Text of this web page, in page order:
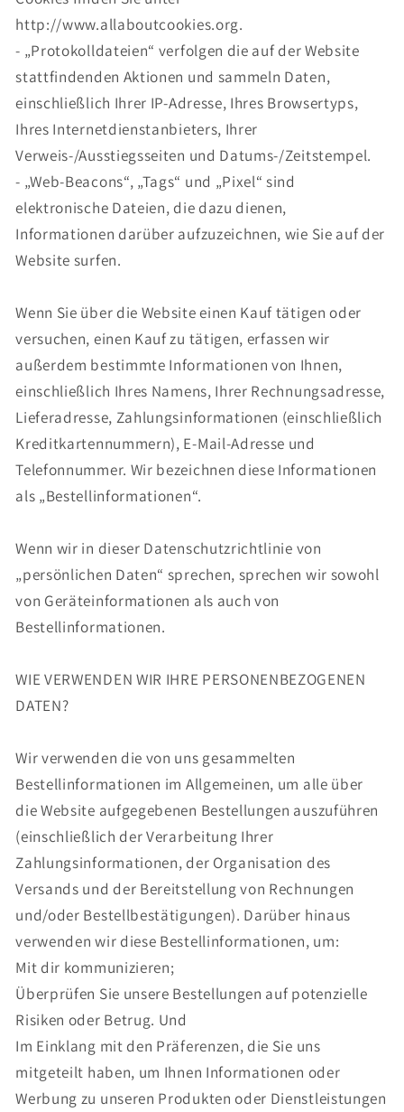
http://www.allaboutcookies.org.
- „Protokolldateien“ verfolgen die auf der Website
stattfindenden Aktionen und sammeln Daten,
einschließlich Ihrer IP-Adresse, Ihres Browsertyps,
Ihres Internetdienstanbieters, Ihrer
Verweis-/Ausstiegsseiten und Datums-/Zeitstempel.
- „Web-Beacons“, „Tags“ und „Pixel“ sind
elektronische Dateien, die dazu dienen,
Informationen darüber aufzuzeichnen, wie Sie auf der
Website surfen.
Wenn Sie über die Website einen Kauf tätigen oder
versuchen, einen Kauf zu tätigen, erfassen wir
außerdem bestimmte Informationen von Ihnen,
einschließlich Ihres Namens, Ihrer Rechnungsadresse,
Lieferadresse, Zahlungsinformationen (einschließlich
Kreditkartennummern), E-Mail-Adresse und
Telefonnummer. Wir bezeichnen diese Informationen
als „Bestellinformationen“.
Wenn wir in dieser Datenschutzrichtlinie von
„persönlichen Daten“ sprechen, sprechen wir sowohl
von Geräteinformationen als auch von
Bestellinformationen.
WIE VERWENDEN WIR IHRE PERSONENBEZOGENEN
DATEN?
Wir verwenden die von uns gesammelten
Bestellinformationen im Allgemeinen, um alle über
die Website aufgegebenen Bestellungen auszuführen
(einschließlich der Verarbeitung Ihrer
Zahlungsinformationen, der Organisation des
Versands und der Bereitstellung von Rechnungen
und/oder Bestellbestätigungen). Darüber hinaus
verwenden wir diese Bestellinformationen, um:
Mit dir kommunizieren;
Überprüfen Sie unsere Bestellungen auf potenzielle
Risiken oder Betrug. Und
Im Einklang mit den Präferenzen, die Sie uns
mitgeteilt haben, um Ihnen Informationen oder
Werbung zu unseren Produkten oder Dienstleistungen